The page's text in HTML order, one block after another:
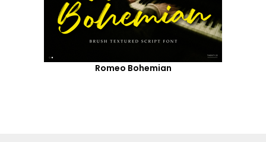
Romeo Bohemian